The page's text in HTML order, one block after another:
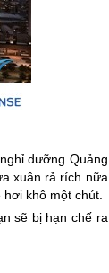
dưỡng Quảng
xuân rả rích nữa
khô một chút.
sẽ bị hạn chế ra